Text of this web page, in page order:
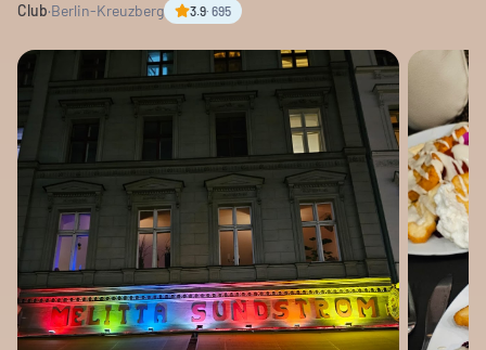
Club·Berlin-Kreuzberg 3.9· 695